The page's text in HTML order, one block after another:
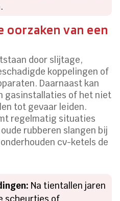
oorzaken van een
door slijtage,
koppelingen of
Daarnaast kan
gasinstallaties of het niet
tot gevaar leiden.
regelmatig situaties
rubberen slangen bij
cv-ketels de
Na tientallen jaren